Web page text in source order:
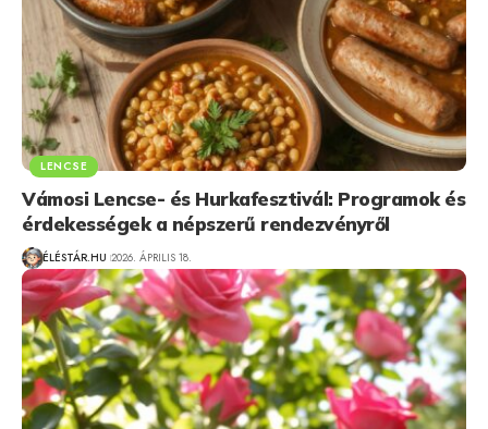
LENCSE
Vámosi Lencse- és Hurkafesztivál: Programok és
érdekességek a népszerű rendezvényről
ÉLÉSTÁR.HU 2026. ÁPRILIS 18.